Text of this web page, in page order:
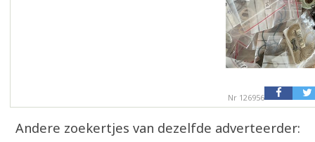
Nr 126956
Andere zoekertjes van dezelfde adverteerder: